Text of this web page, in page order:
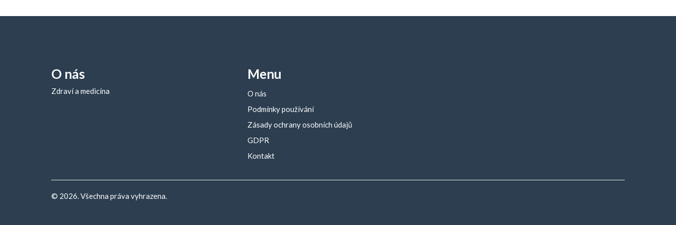
O nás
Zdraví a medicína
Menu
O nás
Podmínky používání
Zásady ochrany osobních údajů
GDPR
Kontakt
© 2026. Všechna práva vyhrazena.